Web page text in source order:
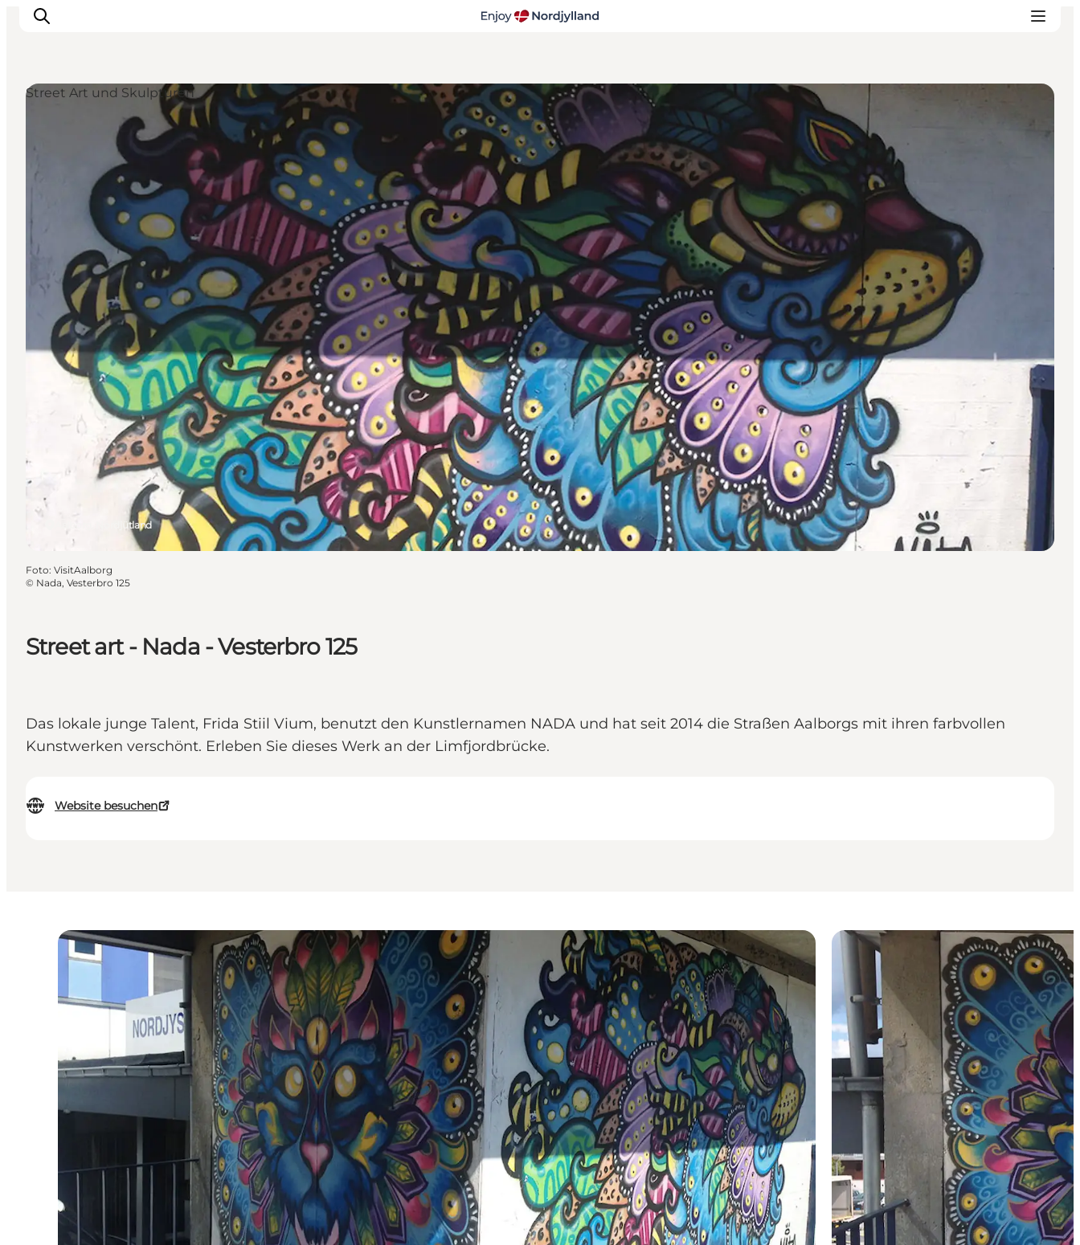
Reiseplanung
Destinationen
Veranstaltungen
Für Kinder
Street art - Nada - Vesterbro 125
Das lokale junge Talent, Frida Stiil Vium, benutzt den Kunstlernamen NADA und hat seit 2014 die Straßen Aalborgs mit ihren farbvollen
Kunstwerken verschönt. Erleben Sie dieses Werk an der Limfjordbrücke.
Website besuchen
Aalborg, Nordjütland
Street Art und Skulpturen
Foto: VisitAalborg
© Nada, Vesterbro 125